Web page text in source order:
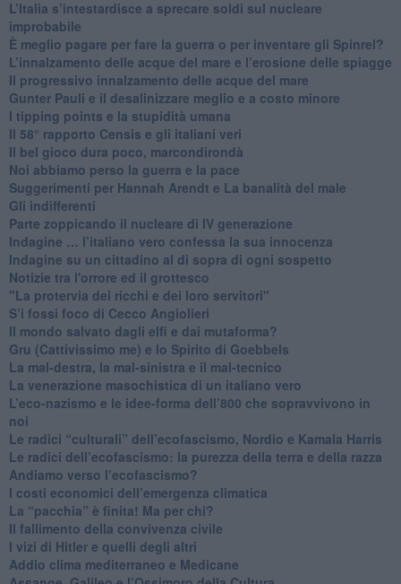
L’Italia s’intestardisce a sprecare soldi sul nucleare
improbabile
È meglio pagare per fare la guerra o per inventare gli Spinrel?
​L’innalzamento delle acque del mare e l’erosione delle spiagge
​Il progressivo innalzamento delle acque del mare
​Gunter Pauli e il desalinizzare meglio e a costo minore
I tipping points e la stupidità umana
​Il 58° rapporto Censis e gli italiani veri
​Il bel gioco dura poco, marcondirondà
Noi abbiamo perso la guerra e la pace
Suggerimenti per Hannah Arendt e La banalità del male
​Gli indifferenti
Parte zoppicando il nucleare di IV generazione
​Indagine … l’italiano vero confessa la sua innocenza
Indagine su un cittadino al di sopra di ogni sospetto
Notizie tra l'orrore ed il grottesco
"La protervia dei ricchi e dei loro servitori"
S’i fossi foco di Cecco Angiolieri
​Il mondo salvato dagli elfi e dai mutaforma?
Gru (Cattivissimo me) e lo Spirito di Goebbels
​La mal-destra, la mal-sinistra e il mal-tecnico
​La venerazione masochistica di un italiano vero
​L’eco-nazismo e le idee-forma dell’800 che sopravvivono in
noi
​Le radici “culturali” dell’ecofascismo, Nordio e Kamala Harris
Le radici dell’ecofascismo: la purezza della terra e della razza
Andiamo verso l’ecofascismo?
I costi economici dell’emergenza climatica
​La “pacchia” è finita! Ma per chi?
​Il fallimento della convivenza civile
​I vizi di Hitler e quelli degli altri
Addio clima mediterraneo e Medicane